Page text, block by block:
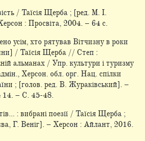
/ Таїсія Щерба ; [ред. М. І.
: Просвіта, 2004. – 64 с.
усім, хто рятував Вітчизну в роки
/ Таїсія Щерба // Степ :
альманах / Упр. культури і туризму
Херсон. обл. орг. Нац. спілки
; [голов. ред. В. Жураківський]. –
– С. 45-48.
: вибрані поезії / Таїсія Щерба ;
Г. Веніг]. – Херсон : Айлант, 2016.